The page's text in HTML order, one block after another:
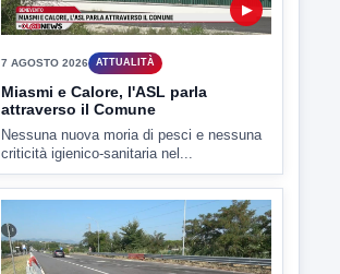
CRONACA
Ponte Valentino,21enne indagato:
ipotesi duplice omicidio stradale